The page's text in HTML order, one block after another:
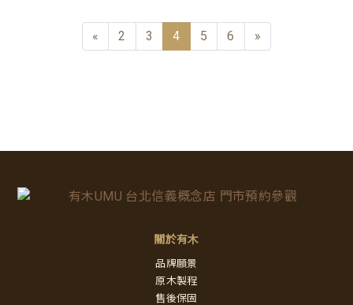
« 2 3 4 5 6 »
關於有木
品牌願景
原木製程
售後保固